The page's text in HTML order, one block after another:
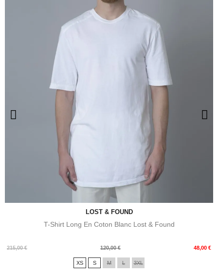
LOST & FOUND
T-Shirt Long En Coton Blanc Lost & Found
215,00 €
Prix
120,00 € 48,00 €
Prix
XS S M L 3XL